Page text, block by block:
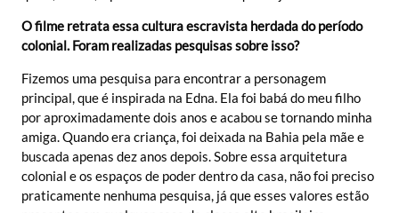
O filme retrata essa cultura escravista herdada do período
colonial. Foram realizadas pesquisas sobre isso?
Fizemos uma pesquisa para encontrar a personagem
principal, que é inspirada na Edna. Ela foi babá do meu filho
por aproximadamente dois anos e acabou se tornando minha
amiga. Quando era criança, foi deixada na Bahia pela mãe e
buscada apenas dez anos depois. Sobre essa arquitetura
colonial e os espaços de poder dentro da casa, não foi preciso
praticamente nenhuma pesquisa, já que esses valores estão